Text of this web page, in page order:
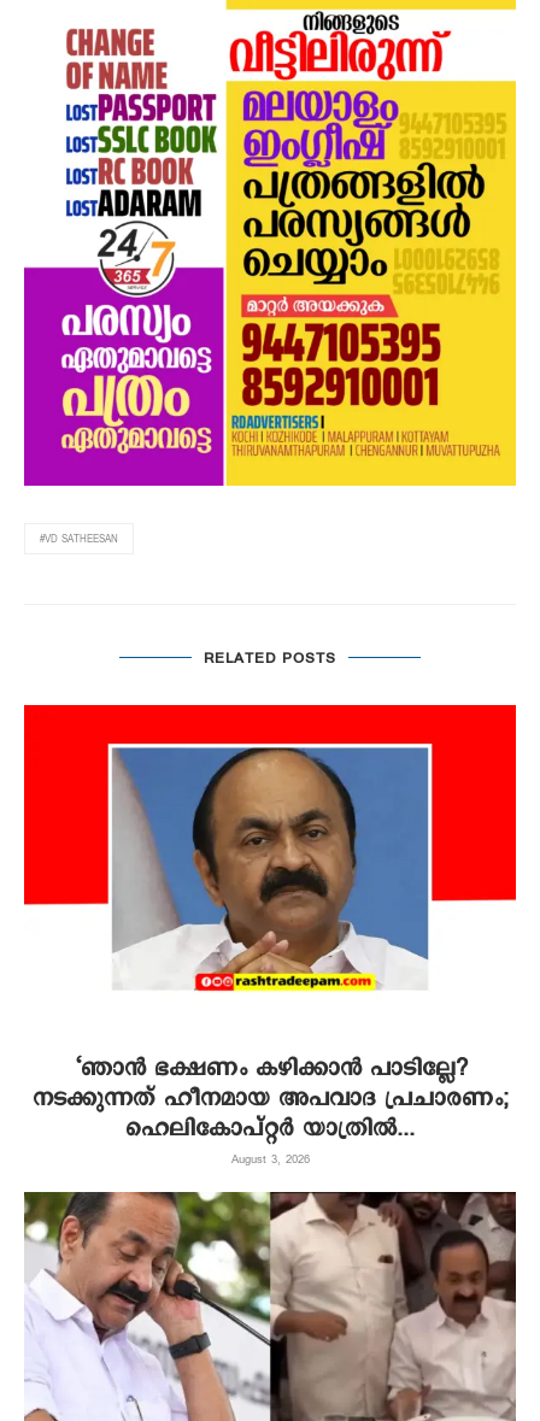
#VD SATHEESAN
RELATED POSTS
‘ഞാൻ ഭക്ഷണം കഴിക്കാൻ പാടില്ലേ?
നടക്കുന്നത് ഹീനമായ അപവാദ പ്രചാരണം;
ഹെലികോപ്റ്റർ യാത്രിൽ...
August 3, 2026